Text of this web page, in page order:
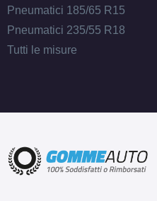
Pneumatici 185/65 R15
Pneumatici 235/55 R18
Tutti le misure